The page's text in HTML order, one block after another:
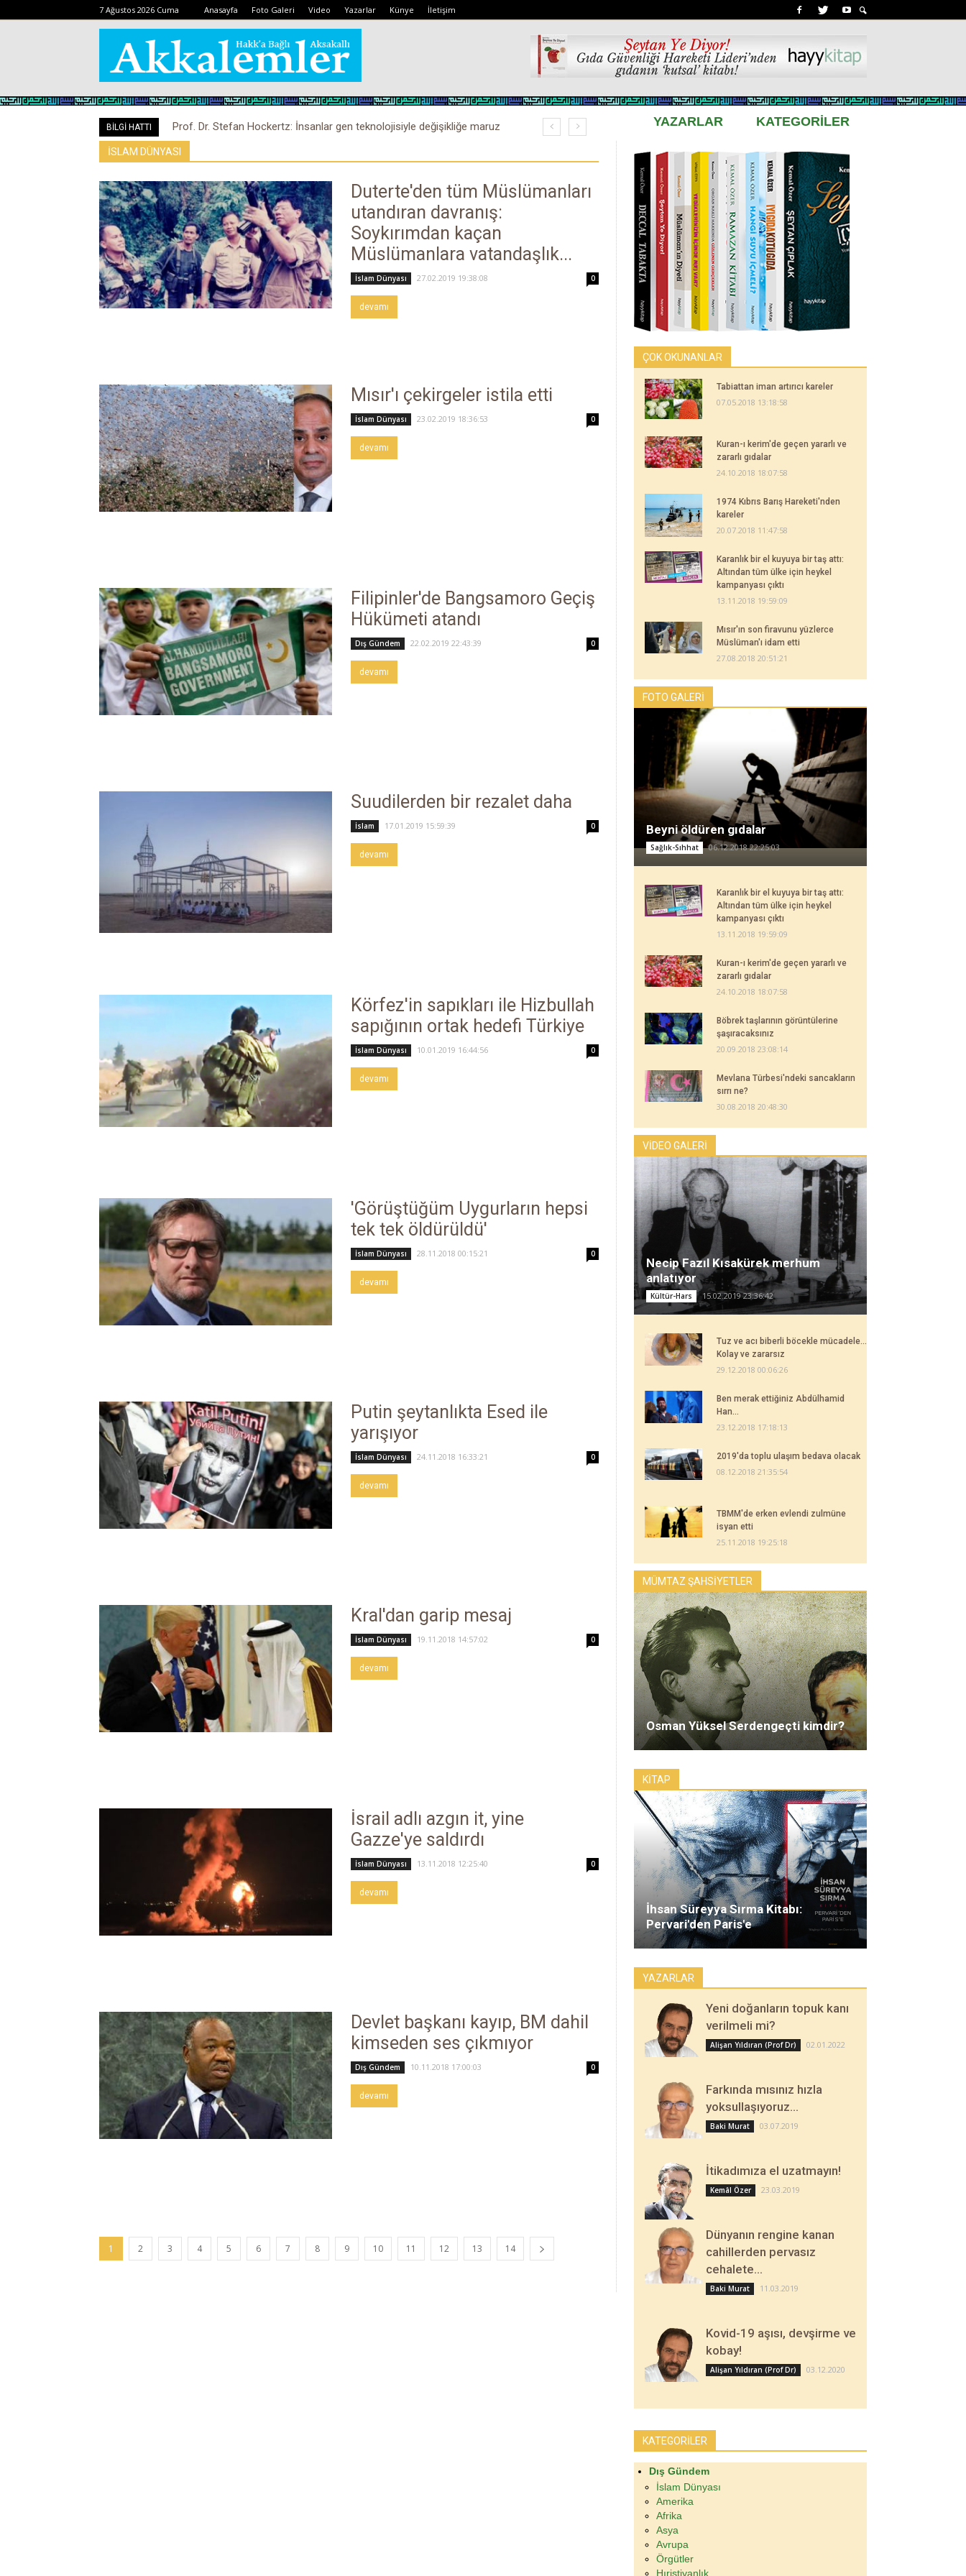
7 Ağustos 2026 Cuma Anasayfa Foto Galeri Video Yazarlar Künye İletişim
BİLGİ HATTI
Prof. Dr. Stefan Hockertz: İnsanlar gen teknolojisiyle değişikliğe maruz
kalabilir
YAZARLAR KATEGORİLER
İSLAM DÜNYASI
Duterte'den tüm Müslümanları
utandıran davranış:
Soykırımdan kaçan
Müslümanlara vatandaşlık...
İslam Dünyası 27.02.2019 19:38:08 0
devamı
Mısır'ı çekirgeler istila etti
İslam Dünyası 23.02.2019 18:36:53 0
devamı
Filipinler'de Bangsamoro Geçiş
Hükümeti atandı
Dış Gündem 22.02.2019 22:43:39 0
devamı
Suudilerden bir rezalet daha
İslam 17.01.2019 15:59:39 0
devamı
Körfez'in sapıkları ile Hizbullah
sapığının ortak hedefi Türkiye
İslam Dünyası 10.01.2019 16:44:56 0
devamı
'Görüştüğüm Uygurların hepsi
tek tek öldürüldü'
İslam Dünyası 28.11.2018 00:15:21 0
devamı
Putin şeytanlıkta Esed ile
yarışıyor
İslam Dünyası 24.11.2018 16:33:21 0
devamı
Kral'dan garip mesaj
İslam Dünyası 19.11.2018 14:57:02 0
devamı
İsrail adlı azgın it, yine
Gazze'ye saldırdı
İslam Dünyası 13.11.2018 12:25:40 0
devamı
Devlet başkanı kayıp, BM dahil
kimseden ses çıkmıyor
Dış Gündem 10.11.2018 17:00:03 0
devamı
1 2 3 4 5 6 7 8 9 10 11 12 13 14
ÇOK OKUNANLAR
Tabiattan iman artırıcı kareler
07.05.2018 13:18:58
Kuran-ı kerim'de geçen yararlı ve
zararlı gıdalar
24.10.2018 18:07:58
1974 Kıbrıs Barış Hareketi'nden
kareler
20.07.2018 11:47:58
Karanlık bir el kuyuya bir taş attı:
Altından tüm ülke için heykel
kampanyası çıktı
13.11.2018 19:59:09
Mısır'ın son firavunu yüzlerce
Müslüman'ı idam etti
27.08.2018 20:51:21
FOTO GALERİ
Beyni öldüren gıdalar
Sağlık-Sıhhat 06.12.2018 22:25:03
Karanlık bir el kuyuya bir taş attı:
Altından tüm ülke için heykel
kampanyası çıktı
13.11.2018 19:59:09
Kuran-ı kerim'de geçen yararlı ve
zararlı gıdalar
24.10.2018 18:07:58
Böbrek taşlarının görüntülerine
şaşıracaksınız
20.09.2018 23:08:14
Mevlana Türbesi'ndeki sancakların
sırrı ne?
30.08.2018 20:48:30
VİDEO GALERİ
Necip Fazıl Kısakürek merhum
anlatıyor
Kültür-Hars 15.02.2019 23:36:42
Tuz ve acı biberli böcekle mücadele...
Kolay ve zararsız
29.12.2018 00:06:26
Ben merak ettiğiniz Abdülhamid
Han...
23.12.2018 17:18:13
2019'da toplu ulaşım bedava olacak
08.12.2018 21:35:54
TBMM'de erken evlendi zulmüne
isyan etti
25.11.2018 19:25:18
MÜMTAZ ŞAHSİYETLER
Osman Yüksel Serdengeçti kimdir?
KİTAP
İhsan Süreyya Sırma Kitabı:
Pervari'den Paris'e
YAZARLAR
Yeni doğanların topuk kanı
verilmeli mi?
Alişan Yıldıran (Prof Dr) 02.01.2022
Farkında mısınız hızla
yoksullaşıyoruz…
Baki Murat 03.07.2019
İtikadımıza el uzatmayın!
Kemâl Özer 23.03.2019
Dünyanın rengine kanan
cahillerden pervasız
cehalete…
Baki Murat 11.03.2019
Kovid-19 aşısı, devşirme ve
kobay!
Alişan Yıldıran (Prof Dr) 03.12.2020
KATEGORİLER
Dış Gündem
İslam Dünyası
Amerika
Afrika
Asya
Avrupa
Örgütler
Hıristiyanlık